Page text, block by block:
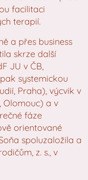
facilitaci
terapií.
a přes business
skrze další
JU v ČB,
systemickou
Praha), výcvik v
Olomouc) a v
fáze
orientované
spoluzaložila a
z. s., v